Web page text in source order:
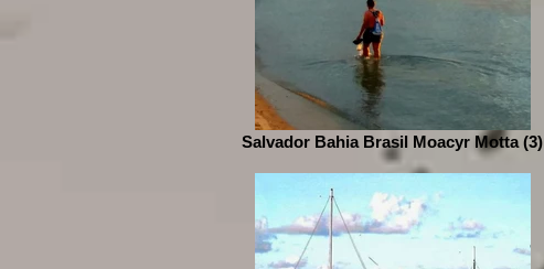
Salvador Bahia Brasil Moacyr Motta (3)